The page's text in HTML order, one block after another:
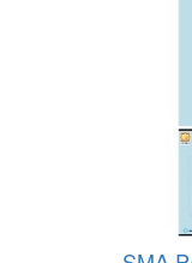
SMA
dari